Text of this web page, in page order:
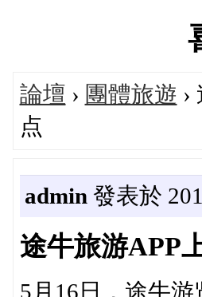
論壇 › 團體旅遊 ›
点
admin 發表於
途牛旅游APP
5月16日，途牛